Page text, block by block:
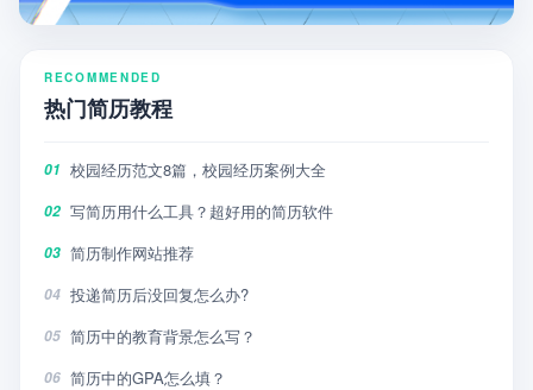
RECOMMENDED
热门简历教程
01 校园经历范文8篇，校园经历案例大全
02 写简历用什么工具？超好用的简历软件
03 简历制作网站推荐
04 投递简历后没回复怎么办?
05 简历中的教育背景怎么写？
06 简历中的GPA怎么填？